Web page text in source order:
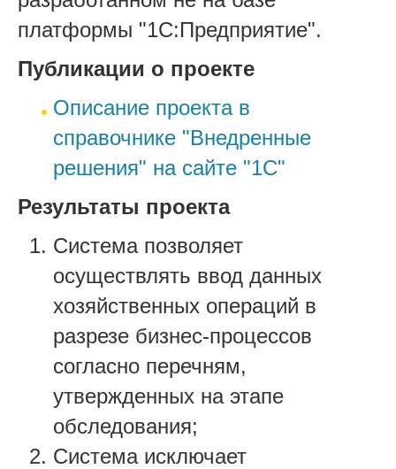
платформы "1С:Предприятие".
Публикации о проекте
Описание проекта в
справочнике "Внедренные
решения" на сайте "1С"
Результаты проекта
Система позволяет
осуществлять ввод данных
хозяйственных операций в
разрезе бизнес-процессов
согласно перечням,
утвержденных на этапе
обследования;
Система исключает